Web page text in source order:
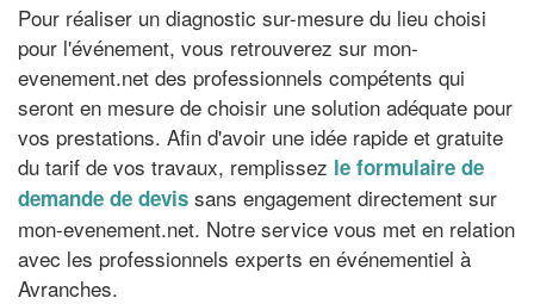
Pour réaliser un diagnostic sur-mesure du lieu choisi
pour l'événement, vous retrouverez sur mon-
evenement.net des professionnels compétents qui
seront en mesure de choisir une solution adéquate pour
vos prestations. Afin d'avoir une idée rapide et gratuite
du tarif de vos travaux, remplissez le formulaire de
demande de devis sans engagement directement sur
mon-evenement.net. Notre service vous met en relation
avec les professionnels experts en événementiel à
Avranches.